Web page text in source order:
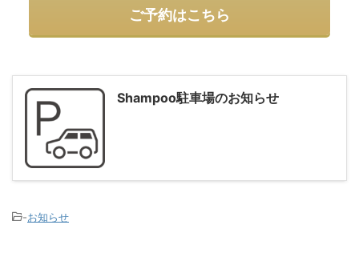
ご予約はこちら
Shampoo駐車場のお知らせ
-お知らせ